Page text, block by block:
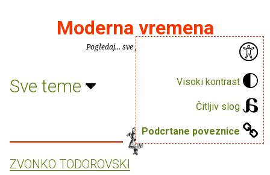
Visoki kontrast
Čitljiv slog
Podcrtane poveznice
Moderna vremena
Pogledaj... sve je puno knjiga.
Sve teme
ZVONKO TODOROVSKI